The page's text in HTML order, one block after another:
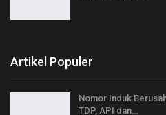
Artikel Populer
Nomor Induk
TDP, API dan…